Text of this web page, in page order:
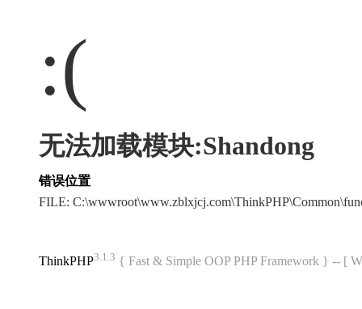
:(
无法加载模块:Shandong
错误位置
FILE:
ThinkPHP3.1.3 { Fast & Simple OOP PHP Framework } -- [